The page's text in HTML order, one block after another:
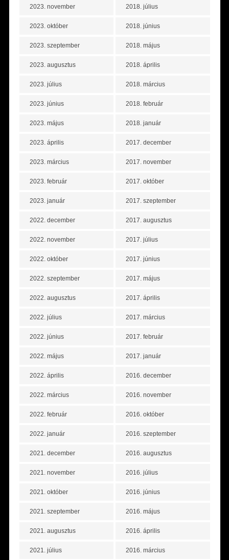
2023. november
2023. október
2023. szeptember
2023. augusztus
2023. július
2023. június
2023. május
2023. április
2023. március
2023. február
2023. január
2022. december
2022. november
2022. október
2022. szeptember
2022. augusztus
2022. július
2022. június
2022. május
2022. április
2022. március
2022. február
2022. január
2021. december
2021. november
2021. október
2021. szeptember
2021. augusztus
2021. július
2018. július
2018. június
2018. május
2018. április
2018. március
2018. február
2018. január
2017. december
2017. november
2017. október
2017. szeptember
2017. augusztus
2017. július
2017. június
2017. május
2017. április
2017. március
2017. február
2017. január
2016. december
2016. november
2016. október
2016. szeptember
2016. augusztus
2016. július
2016. június
2016. május
2016. április
2016. március